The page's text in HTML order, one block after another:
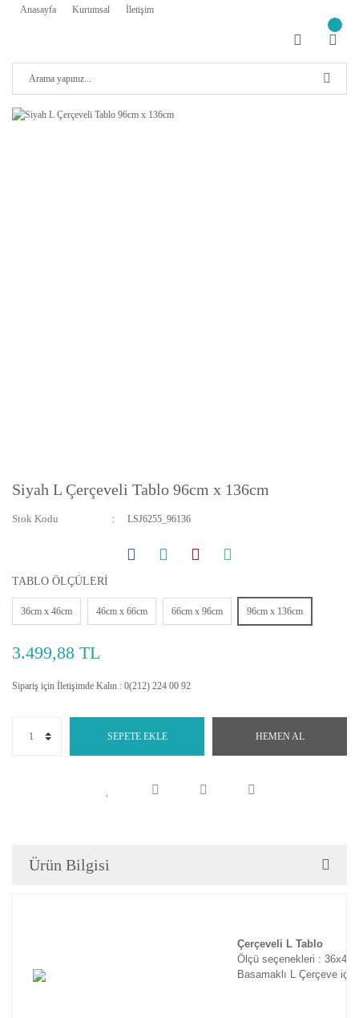
Anasayfa Kurumsal İletişim
Siyah L Çerçeveli Tablo 96cm x 136cm
Stok Kodu LSJ6255_96136
TABLO ÖLÇÜLERİ
36cm x 46cm 46cm x 66cm 66cm x 96cm 96cm x 136cm
3.499,88 TL
Sipariş için İletişimde Kalın : 0(212) 224 00 92
SEPETE EKLE HEMEN AL
Ürün Bilgisi
Çerçeveli L Tablo
Ölçü seçenekleri :
Basamaklı L Çerçeve